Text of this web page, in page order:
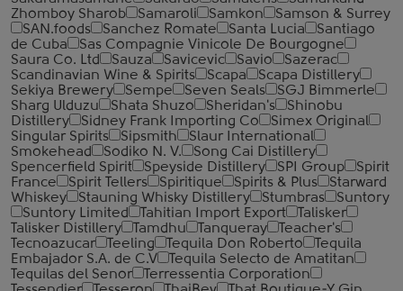
Zhomboy Sharob
Samaroli Samkon
Samson & Surrey
SAN.foods
Sanchez Romate Santa Lucia
Santiago
de Cuba
Sas Compagnie Vinicole De Bourgogne
Saura Co. Ltd
Sauza Savicevic Savio
Sazerac
Scandinavian Wine & Spirits
Scapa
Scapa Distillery
Sekiya Brewery
Sempe Seven Seals
SGJ Bimmerle
Sharg Ulduzu
Shata Shuzo Sheridan's
Shinobu
Distillery
Sidney Frank Importing Co
Simex Original
Singular Spirits
Sipsmith
Slaur International
Smokehead
Sodiko N. V.
Song Cai Distillery
Spencerfield Spirit
Speyside Distillery SPI Group
Spirit
France
Spirit Tellers Spiritique Spirits & Plus
Starward
Whiskey
Stauning Whisky Distillery Stumbras
Suntory
Suntory Limited
Tahitian Import Export
Talisker
Talisker Distillery
Tamdhu Tanqueray
Teacher's
Tecnoazucar
Teeling Tequila Don Roberto
Tequila
Embajador S.A. de C.V
Tequila Selecto de Amatitan
Tequilas del Senor
Terressentia Corporation